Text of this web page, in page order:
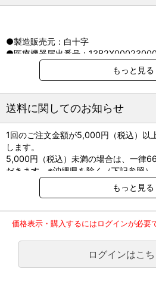
●製造販売元：白十字
●医療機器届出番号：
もっと見る
送料に関してのお知らせ
1回のご注文金額が5,000円（税込）以
します。
5,000円（税込）未満の場合は、一律
だきます。※沖縄県を除く（下記参照）
※2017年11月14日（火）より沖縄県へ
回のご注文金額（税込）が、30,000円
ご了承のほどよろしくお願い致します。
弊社都合でお届けが２回以上に分かれ
のみで新たな送料は発生しません。
大型商品送料が必要な商品をご注文の
負担頂きます。
もっと見る
価格表示・購入するにはログインが必要
ログインはこ